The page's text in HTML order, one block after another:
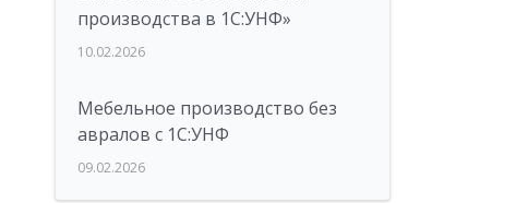
производства в 1С:УНФ»
10.02.2026
Мебельное производство без
авралов с 1С:УНФ
09.02.2026